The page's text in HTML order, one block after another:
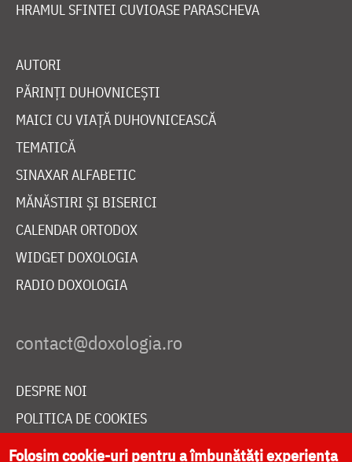
HRAMUL SFINTEI CUVIOASE PARASCHEVA
AUTORI
PĂRINȚI DUHOVNICEȘTI
MAICI CU VIAȚĂ DUHOVNICEASCĂ
TEMATICĂ
SINAXAR ALFABETIC
MĂNĂSTIRI ȘI BISERICI
CALENDAR ORTODOX
WIDGET DOXOLOGIA
RADIO DOXOLOGIA
DESPRE NOI
POLITICA DE COOKIES
DONEAZĂ ONLINE PENTRU CATEDRALA NAȚIONALĂ
Folosim cookie-uri pentru a îmbunătăți experiența